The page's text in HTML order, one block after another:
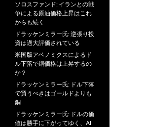
ソロスファンド: イランとの戦
争による原油価格上昇はこれ
からも続く
ドラッケンミラー氏: 逆張り投
資は過大評価されている
米国版アベノミクスによるド
ル下落で銅価格は上昇するの
か？
ドラッケンミラー氏: ドル下落
で買うべきはゴールドよりも
銅
ドラッケンミラー氏: ドルの価
値は勝手に下がってゆく、AI